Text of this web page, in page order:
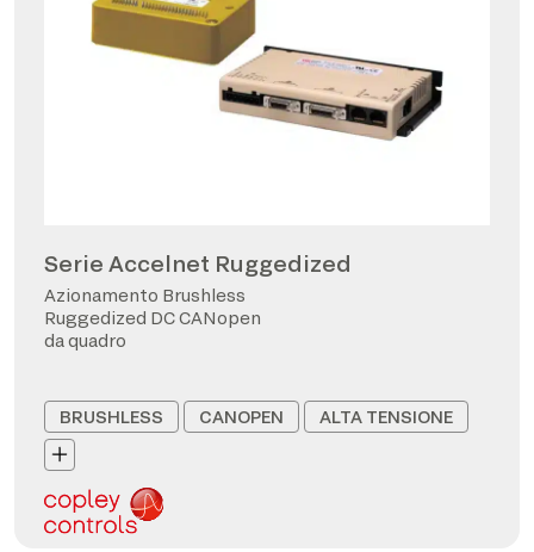
Serie Accelnet Ruggedized
Azionamento Brushless
Ruggedized DC CANopen
da quadro
BRUSHLESS CANOPEN ALTA TENSIONE